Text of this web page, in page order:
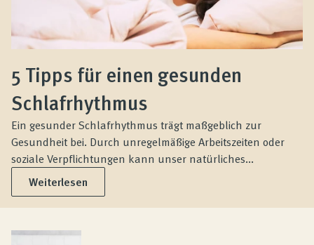
5 Tipps für einen gesunden
Schlafrhythmus
Ein gesunder Schlafrhythmus trägt maßgeblich zur
Gesundheit bei. Durch unregelmäßige Arbeitszeiten oder
soziale Verpflichtungen kann unser natürliches...
Weiterlesen